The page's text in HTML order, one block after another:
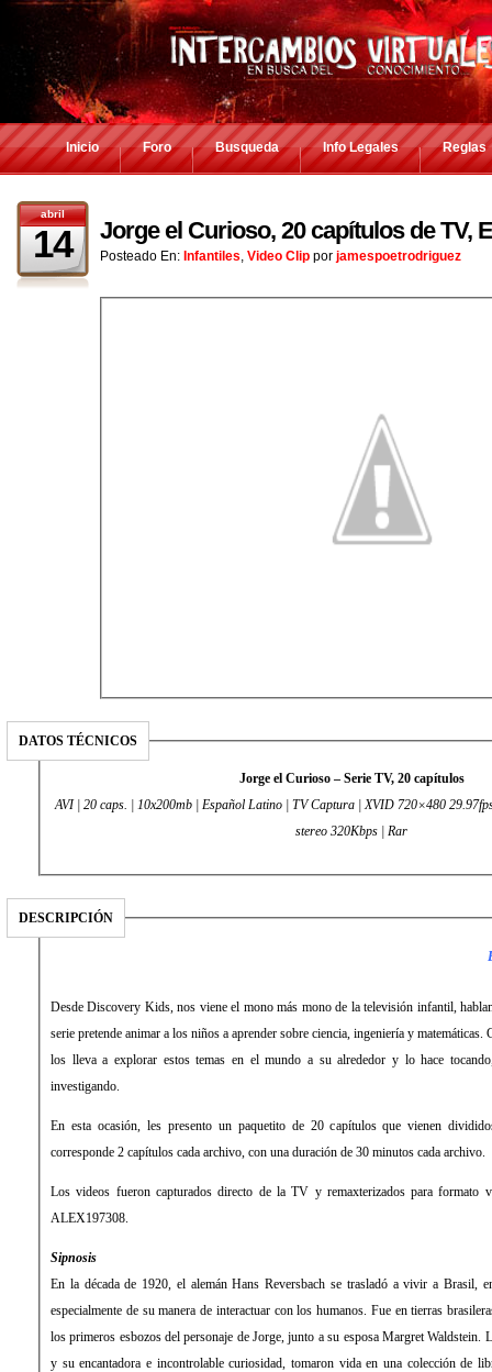
Inicio Foro Busqueda Info Legales Reglas
abril
14 Jorge el Curioso, 20 capítulos de TV,
Posteado En: Infantiles, Video Clip por jamespoetrodriguez
DATOS TÉCNICOS
Jorge el Curioso – Serie TV, 20 capítulos
AVI | 20 caps. | 10x200mb | Español Latino | TV Captura | XVID 720×480
stereo 320Kbps | Rar
DESCRIPCIÓN
Desde Discovery Kids, nos viene el mono más mono de la televisión infantil,
serie pretende animar a los niños a aprender sobre ciencia, ingeniería y matemáticas. George, un simpático monito,
los lleva a explorar estos temas en el mundo a su alrededor y lo hace
investigando.
En esta ocasión, les presento un paquetito de 20 capítulos que vienen
corresponde 2 capítulos cada archivo, con una duración de 30 minutos cada archivo.
Los videos fueron capturados directo de la TV y remaxterizados para formato
ALEX197308.
Sipnosis
En la década de 1920, el alemán Hans Reversbach se trasladó a vivir a Brasil,
especialmente de su manera de interactuar con los humanos. Fue en tierras
los primeros esbozos del personaje de Jorge, junto a su esposa Margret Waldstein.
y su encantadora e incontrolable curiosidad, tomaron vida en una colección de